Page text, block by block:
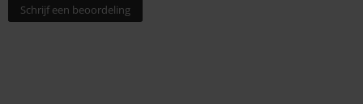
Schrijf een beoordeling